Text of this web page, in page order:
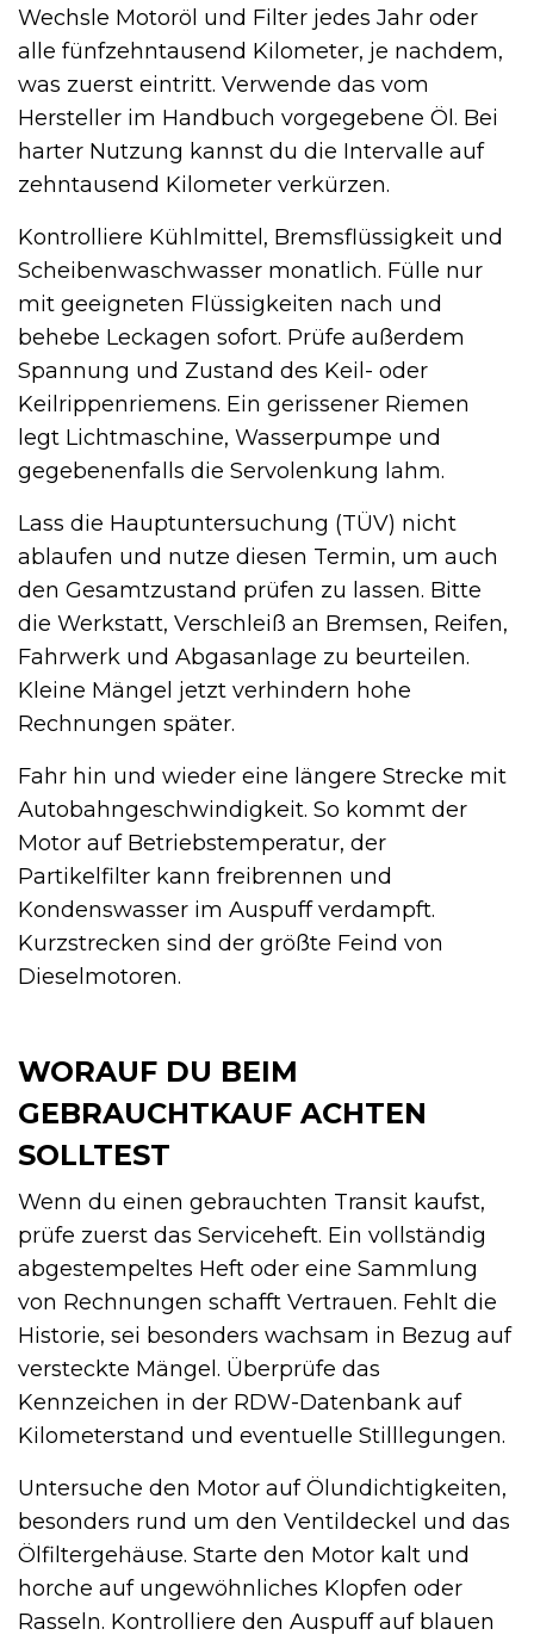
Wechsle Motoröl und Filter jedes Jahr oder
alle fünfzehntausend Kilometer, je nachdem,
was zuerst eintritt. Verwende das vom
Hersteller im Handbuch vorgegebene Öl. Bei
harter Nutzung kannst du die Intervalle auf
zehntausend Kilometer verkürzen.
Kontrolliere Kühlmittel, Bremsflüssigkeit und
Scheibenwaschwasser monatlich. Fülle nur
mit geeigneten Flüssigkeiten nach und
behebe Leckagen sofort. Prüfe außerdem
Spannung und Zustand des Keil- oder
Keilrippenriemens. Ein gerissener Riemen
legt Lichtmaschine, Wasserpumpe und
gegebenenfalls die Servolenkung lahm.
Lass die Hauptuntersuchung (TÜV) nicht
ablaufen und nutze diesen Termin, um auch
den Gesamtzustand prüfen zu lassen. Bitte
die Werkstatt, Verschleiß an Bremsen, Reifen,
Fahrwerk und Abgasanlage zu beurteilen.
Kleine Mängel jetzt verhindern hohe
Rechnungen später.
Fahr hin und wieder eine längere Strecke mit
Autobahngeschwindigkeit. So kommt der
Motor auf Betriebstemperatur, der
Partikelfilter kann freibrennen und
Kondenswasser im Auspuff verdampft.
Kurzstrecken sind der größte Feind von
Dieselmotoren.
WORAUF DU BEIM
GEBRAUCHTKAUF ACHTEN
SOLLTEST
Wenn du einen gebrauchten Transit kaufst,
prüfe zuerst das Serviceheft. Ein vollständig
abgestempeltes Heft oder eine Sammlung
von Rechnungen schafft Vertrauen. Fehlt die
Historie, sei besonders wachsam in Bezug auf
versteckte Mängel. Überprüfe das
Kennzeichen in der RDW-Datenbank auf
Kilometerstand und eventuelle Stilllegungen.
Untersuche den Motor auf Ölundichtigkeiten,
besonders rund um den Ventildeckel und das
Ölfiltergehäuse. Starte den Motor kalt und
horche auf ungewöhnliches Klopfen oder
Rasseln. Kontrolliere den Auspuff auf blauen